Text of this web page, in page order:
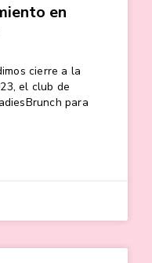
en
cierre a la
el club de
para